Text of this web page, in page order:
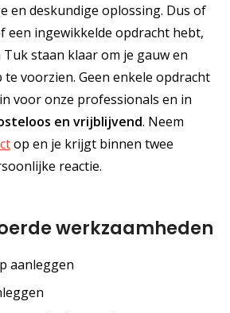
en deskundige oplossing. Dus of
een ingewikkelde opdracht hebt,
staan klaar om je gauw en
voorzien. Geen enkele opdracht
voor onze professionals en in
en vrijblijvend. Neem
op en je krijgt binnen twee
reactie.
werkzaamheden
aanleggen